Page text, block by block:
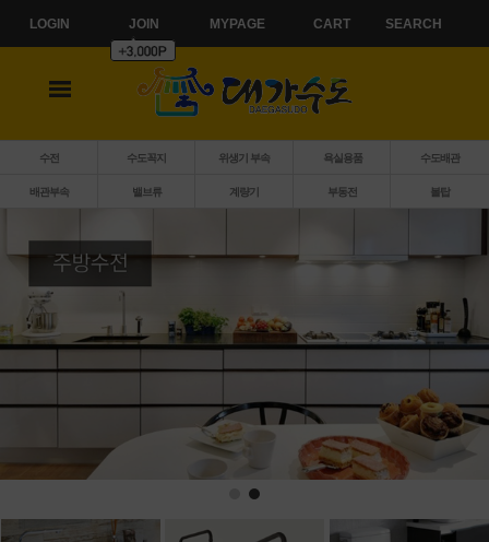
LOGIN JOIN MYPAGE CART SEARCH
수전 수도꼭지 위생기 부속 욕실용품 수도배관
배관부속 밸브류 계량기 부동전 볼탑